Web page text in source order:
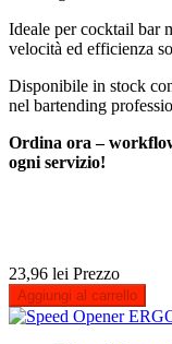
Ideale per cocktail bar
velocità ed efficienza
Disponibile in stock
nel bartending
Ordina ora –
ogni servizio!
23,96 lei Prezzo
Aggiungi al carrello